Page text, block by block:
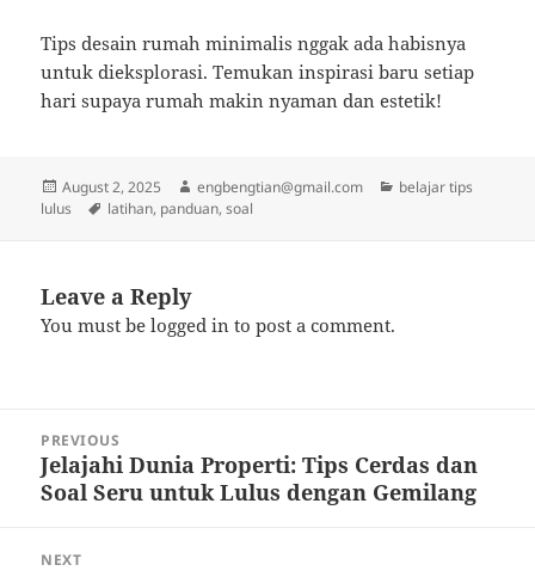
Tips desain rumah minimalis nggak ada habisnya
untuk dieksplorasi. Temukan inspirasi baru setiap
hari supaya rumah makin nyaman dan estetik!
Posted
on
August 2, 2025 Author
engbengtian@gmail.com Categories
belajar tips
lulus
Tags
latihan, panduan,soal
Leave a Reply
You must belogged in to post a comment.
navigation
PREVIOUS
Previous
post:
Jelajahi Dunia Properti: Tips Cerdas dan
Soal Seru untuk Lulus dengan Gemilang
NEXT